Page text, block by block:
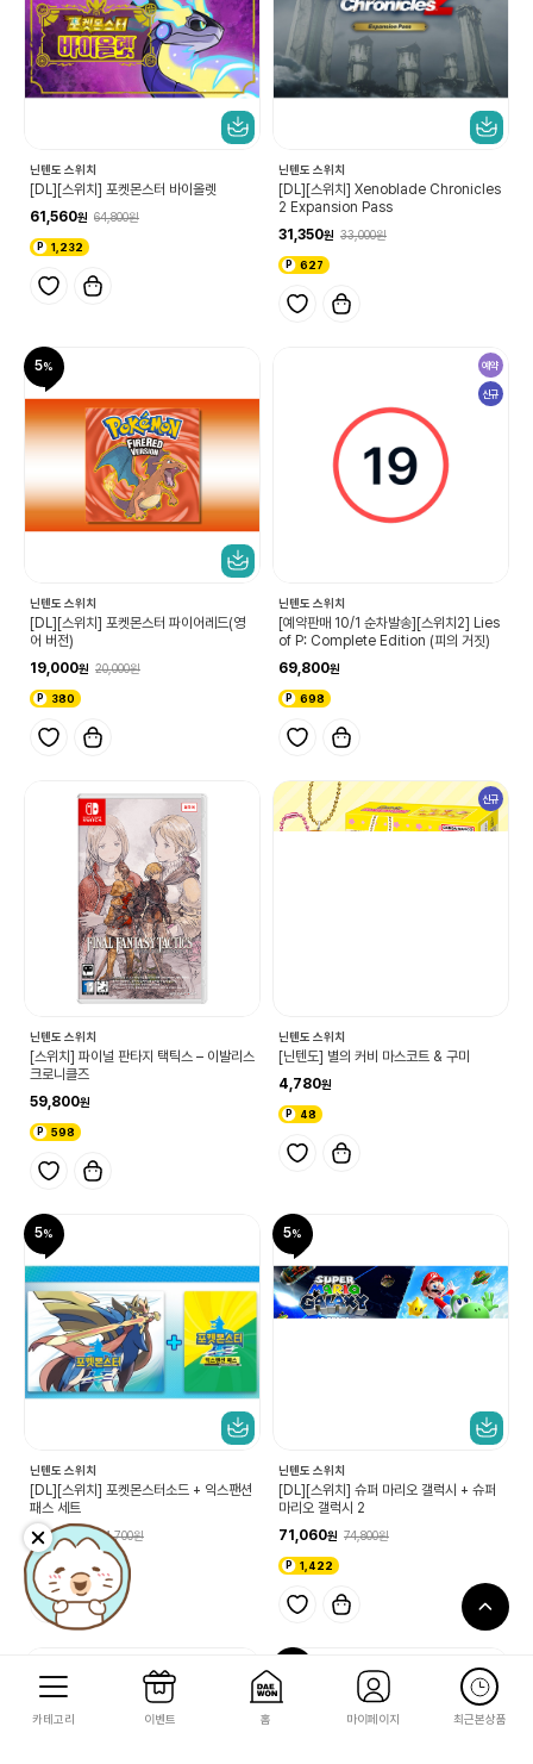
닌텐도 스위치
[DL][스위치] 포켓몬스터 바이올렛
61,560
64,800
1,232
닌텐도 스위치
[DL][스위치] Xenoblade Chronicles
2 Expansion Pass
31,350
33,000
627
5
닌텐도 스위치
[DL][스위치] 포켓몬스터 파이어레드(영
어 버전)
19,000
20,000
380
예약
신규
닌텐도 스위치
[예약판매 10/1 순차발송][스위치2] Lies
of P: Complete Edition (피의 거짓)
69,800
698
닌텐도 스위치
[스위치] 파이널 판타지 택틱스 – 이발리스
크로니클즈
59,800
598
신규
닌텐도 스위치
[닌텐도] 별의 커비 마스코트 & 구미
4,780
48
5
닌텐도 스위치
[DL][스위치] 포켓몬스터소드 + 익스팬션
패스 세트
89,970
94,700
1,800
5
닌텐도 스위치
[DL][스위치] 슈퍼 마리오 갤럭시 + 슈퍼
마리오 갤럭시 2
71,060
74,800
1,422
카테고리 이벤트 홈 마이페이지 최근본상품